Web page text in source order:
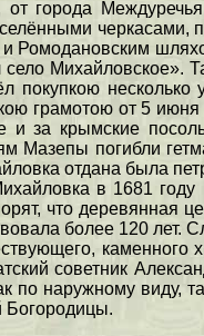
города
Ромодановским
Михайловское».
покупкою
грамотою от 5
и за крымские
Мазепы погибли
отдана была
в 1681
что деревянная
более 120 лет.
каменного
советник
по наружному виду,
Богородицы.